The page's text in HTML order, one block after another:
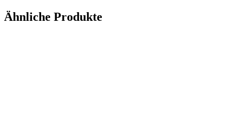
Ähnliche Produkte